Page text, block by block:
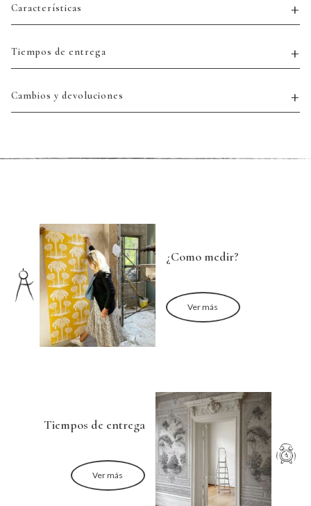
Características
Tiempos de entrega
Cambios y devoluciones
¿Como medir?
Ver más
Tiempos de entrega
Ver más